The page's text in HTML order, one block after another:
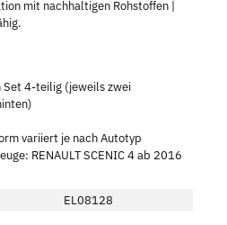
mit nachhaltigen Rohstoffen |
Set 4-teilig (jeweils zwei
variiert je nach Autotyp
RENAULT SCENIC 4 ab 2016
EL08128